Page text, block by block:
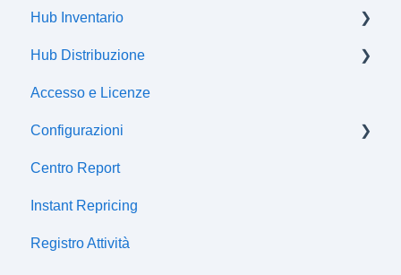
Spedizioni
Flussi di comunicazione
Hub Inventario
Prodotti
Offerte
Attributi
Classi fiscali
Prezzi
Listini
Hub Distribuzione
Certificazioni
Accesso e Licenze
Configurazioni
Centro fiscale
Sincronizzazioni gestionali
Canali di distribuzione
Centro Report
Instant Repricing
Registro Attività